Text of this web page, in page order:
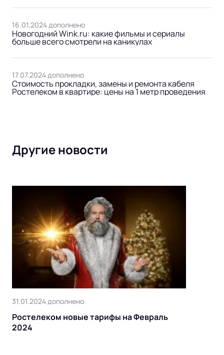
16.01.2024 дополнено
Новогодний Wink.ru: какие фильмы и сериалы
больше всего смотрели на каникулах
17.07.2024 дополнено
Стоимость прокладки, замены и ремонта кабеля
Ростелеком в квартире: цены на 1 метр проведения
Другие новости
31.01.2024 дополнено
Ростелеком новые тарифы на Февраль
2024